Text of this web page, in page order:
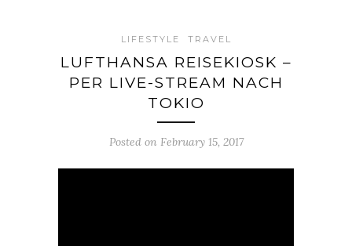
LIFESTYLE TRAVEL
LUFTHANSA REISEKIOSK –
PER LIVE-STREAM NACH
TOKIO
Posted on February 15, 2017